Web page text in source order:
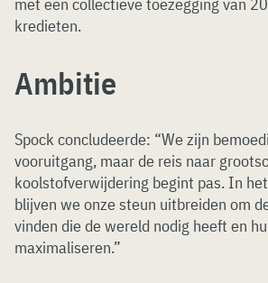
kredieten.
Ambitie
Spock concludeerde: “We zijn
vooruitgang, maar de reis naar
koolstofverwijdering begint pas. In
blijven we onze steun uitbreiden om
vinden die de wereld nodig heeft en
maximaliseren.”